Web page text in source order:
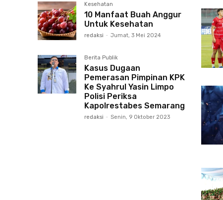
Kesehatan
10 Manfaat Buah Anggur
Untuk Kesehatan
redaksi - Jumat, 3 Mei 2024
Berita Publik
Kasus Dugaan
Pemerasan Pimpinan KPK
Ke Syahrul Yasin Limpo
Polisi Periksa
Kapolrestabes Semarang
redaksi - Senin, 9 Oktober 2023